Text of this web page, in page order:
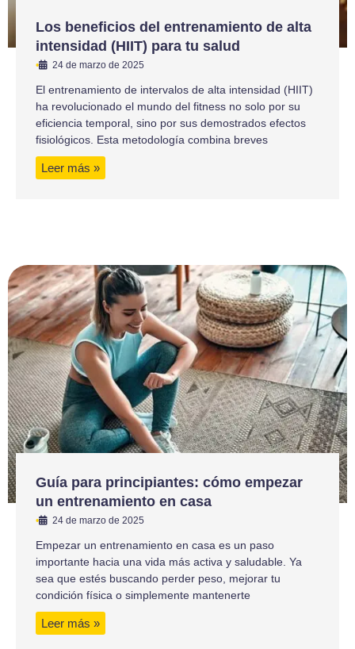
Los beneficios del entrenamiento de alta
intensidad (HIIT) para tu salud
• 24 de marzo de 2025
El entrenamiento de intervalos de alta intensidad (HIIT)
ha revolucionado el mundo del fitness no solo por su
eficiencia temporal, sino por sus demostrados efectos
fisiológicos. Esta metodología combina breves
Leer más »
Guía para principiantes: cómo empezar
un entrenamiento en casa
• 24 de marzo de 2025
Empezar un entrenamiento en casa es un paso
importante hacia una vida más activa y saludable. Ya
sea que estés buscando perder peso, mejorar tu
condición física o simplemente mantenerte
Leer más »